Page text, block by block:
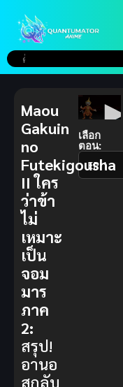
เลือก
ตอน:
Maou
Gakuin
no
Futekigousha
II ใคร
ว่าข้า
ไม่
เหมาะ
เป็น
จอม
มาร
ภาค
2:
สรุป!
อานอ
สกลับ